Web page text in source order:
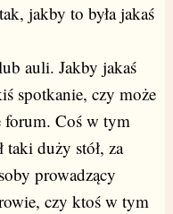
jakby to była jakaś
auli. Jakby jakaś
spotkanie, czy może
forum. Coś w tym
duży stół, za
prowadzący
czy ktoś w tym